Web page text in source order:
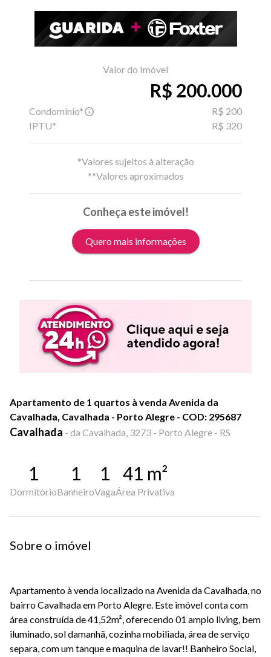
Valor do Imóvel
R$ 200.000
Condomínio*
R$ 200
IPTU*
R$ 320
*Valores sujeitos à alteração
**Valores aproximados
Conheça este imóvel!
Quero mais informações
Apartamento de 1 quartos à venda Avenida da
Cavalhada, Cavalhada - Porto Alegre - COD: 295687
Cavalhada - da Cavalhada, 3273 - Porto Alegre - RS
1
Dormitório
1
Banheiro
1
Vaga
41 m²
Área Privativa
Sobre o imóvel
Apartamento à venda localizado na Avenida da Cavalhada, no
bairro Cavalhada em Porto Alegre. Este imóvel conta com
área construída de 41,52m², oferecendo 01 amplo living, bem
iluminado, sol damanhã, cozinha mobiliada, área de serviço
separa, com um tanque e maquina de lavar!! Banheiro Social,